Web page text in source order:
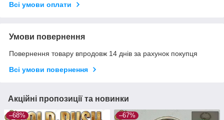
Всі умови оплати
Умови повернення
Повернення товару впродовж 14 днів за рахунок покупця
Всі умови повернення
Акційні пропозиції та новинки
–68% –67%